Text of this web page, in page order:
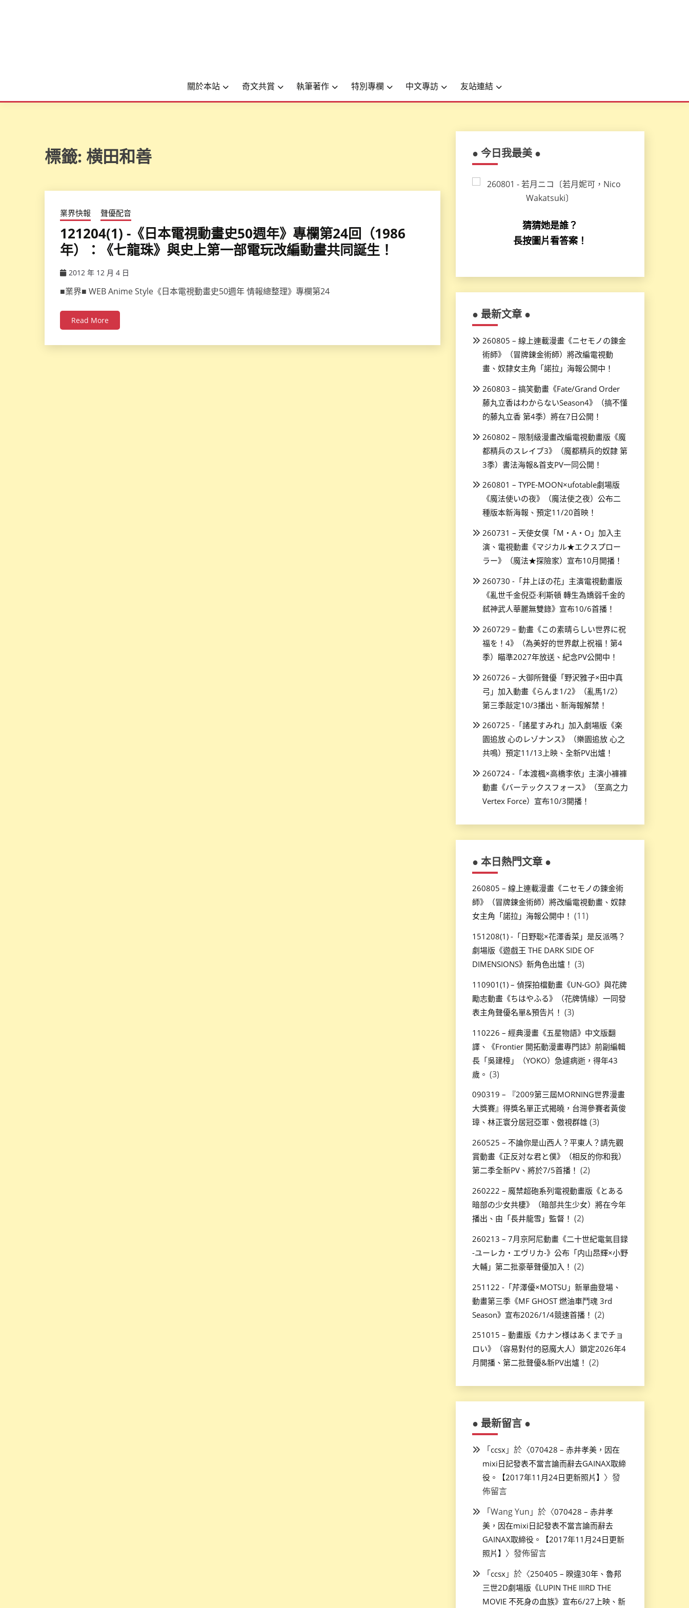
關於本站 奇文共賞 執筆著作 特別專欄 中文專訪 友站連結
標籤: 横田和善
業界快報 聲優配音
121204(1) -《日本電視動畫史50週年》專欄第24回（1986
年）：《七龍珠》與史上第一部電玩改編動畫共同誕生！
2012 年 12 月 4 日
■業界■ WEB Anime Style《日本電視動畫史50週年 情報總整理》專欄第24
Read More
● 今日我最美 ●
猜猜她是誰？
長按圖片看答案！
● 最新文章 ●
260805 – 線上連載漫畫《ニセモノの錬金
術師》（冒牌鍊金術師）將改編電視動
畫、奴隸女主角「諾拉」海報公開中！
260803 – 搞笑動畫《Fate/Grand Order
藤丸立香はわからないSeason4》（搞不懂
的藤丸立香 第4季）將在7日公開！
260802 – 限制級漫畫改編電視動畫版《魔
都精兵のスレイブ3》（魔都精兵的奴隸 第
3季）書法海報&首支PV一同公開！
260801 – TYPE-MOON×ufotable劇場版
《魔法使いの夜》（魔法使之夜）公布二
種版本新海報、預定11/20首映！
260731 – 天使女僕「M・A・O」加入主
演、電視動畫《マジカル★エクスプロー
ラー》（魔法★探險家）宣布10月開播！
260730 -「井上ほの花」主演電視動畫版
《亂世千金倪亞·利斯頓 轉生為嬌弱千金的
弒神武人華麗無雙錄》宣布10/6首播！
260729 – 動畫《この素晴らしい世界に祝
福を！4》（為美好的世界獻上祝福！第4
季）瞄準2027年放送、紀念PV公開中！
260726 – 大御所聲優「野沢雅子×田中真
弓」加入動畫《らんま1/2》（亂馬1/2）
第三季敲定10/3播出、新海報解禁！
260725 -「諸星すみれ」加入劇場版《楽
園追放 心のレゾナンス》（樂園追放 心之
共鳴）預定11/13上映、全新PV出爐！
260724 -「本渡楓×高橋李依」主演小褲褲
動畫《バーテックスフォース》（至高之力
Vertex Force）宣布10/3開播！
● 本日熱門文章 ●
260805 – 線上連載漫畫《ニセモノの錬金術
師》（冒牌鍊金術師）將改編電視動畫、奴隸
女主角「諾拉」海報公開中！ (11)
151208(1) -「日野聡×花澤香菜」是反派嗎？
劇場版《遊戲王 THE DARK SIDE OF
DIMENSIONS》新角色出爐！ (3)
110901(1) – 偵探拍檔動畫《UN-GO》與花牌
勵志動畫《ちはやふる》（花牌情緣）一同發
表主角聲優名單&預告片！ (3)
110226 – 經典漫畫《五星物語》中文版翻
譯、《Frontier 開拓動漫畫專門誌》前副編輯
長「吳建樟」（YOKO）急遽病逝，得年43
歲。 (3)
090319 – 『2009第三屆MORNING世界漫畫
大獎賽』得獎名單正式揭曉，台灣參賽者黃俊
璋、林正寰分居冠亞軍、傲視群雄 (3)
260525 – 不論你是山西人？平東人？請先觀
賞動畫《正反対な君と僕》（相反的你和我）
第二季全新PV、將於7/5首播！ (2)
260222 – 魔禁超砲系列電視動畫版《とある
暗部の少女共棲》（暗部共生少女）將在今年
播出、由「長井龍雪」監督！ (2)
260213 – 7月京阿尼動畫《二十世紀電氣目録
-ユーレカ・エヴリカ-》公布「内山昂輝×小野
大輔」第二批豪華聲優加入！ (2)
251122 -「芹澤優×MOTSU」新單曲登場、
動畫第三季《MF GHOST 燃油車鬥魂 3rd
Season》宣布2026/1/4競速首播！ (2)
251015 – 動畫版《カナン様はあくまでチョ
ロい》（容易對付的惡魔大人）鎖定2026年4
月開播、第二批聲優&新PV出爐！ (2)
● 最新留言 ●
「ccsx」於〈070428 – 赤井孝美，因在
mixi日記發表不當言論而辭去GAINAX取締
役。【2017年11月24日更新照片】 〉發
佈留言
「Wang Yun 」於〈070428 – 赤井孝
美，因在mixi日記發表不當言論而辭去
GAINAX取締役。【2017年11月24日更新
照片】 〉發佈留言
「ccsx」於〈250405 – 睽違30年、魯邦
三世2D劇場版《LUPIN THE IIIRD THE
MOVIE 不死身の血族》宣布6/27上映、新